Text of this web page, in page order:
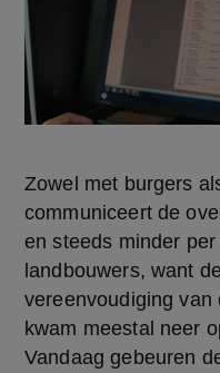
Zowel met burgers
communiceert de
en steeds minder
landbouwers, want
vereenvoudiging van
kwam meestal neer
Vandaag gebeuren